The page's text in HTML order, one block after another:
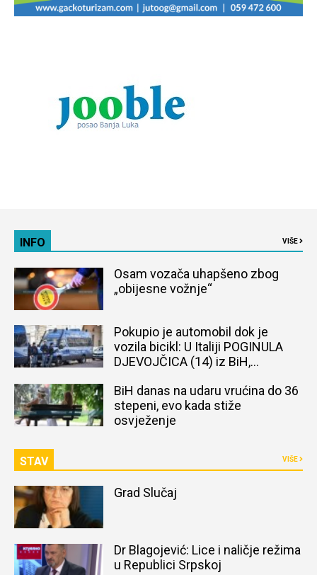
INFO VIŠE
Osam vozača uhapšeno zbog
„obijesne vožnje“
Pokupio je automobil dok je
vozila bicikl: U Italiji POGINULA
DJEVOJČICA (14) iz BiH,
BiH danas na udaru vrućina do 36
stepeni, evo kada stiže
osvježenje
STAV VIŠE
Grad Slučaj
Dr Blagojević: Lice i naličje režima
u Republici Srpskoj